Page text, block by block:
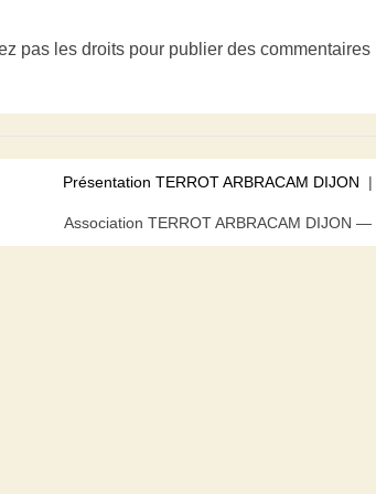
pas les droits pour publier des commentaires
Présentation TERROT ARBRACAM DIJON |
Association TERROT ARBRACAM DIJON